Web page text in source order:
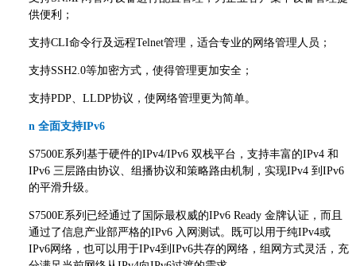
供便利；
支持CLI命令行及远程Telnet管理，适合专业的网络管理人员；
支持SSH2.0等加密方式，使得管理更加安全；
支持PDP、LLDP协议，使网络管理更为简单。
n 全面支持IPv6
S7500E系列基于硬件的IPv4/IPv6 双栈平台，支持丰富的IPv4 和
IPv6 三层路由协议、组播协议和策略路由机制，实现IPv4 到IPv6
的平滑升级。
S7500E系列已经通过了国际最权威的IPv6 Ready 金牌认证，而且
通过了信息产业部严格的IPv6 入网测试。既可以用于纯IPv4或
IPv6网络，也可以用于IPv4到IPv6共存的网络，组网方式灵活，充